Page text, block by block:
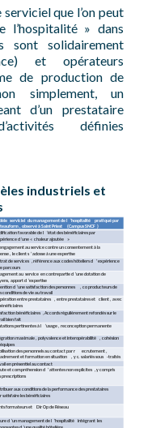
que l’on peut
l’hospitalité » dans
sont solidairement
et opérateurs
de production de
simplement, un
d’un prestataire
définies
industriels et